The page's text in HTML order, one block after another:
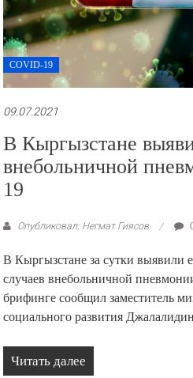
COVID-19
09.07.2021
В Кыргызстане
внебольничной
19
Опубликовал: Негмат Гиясов
В Кыргызстане за сутки выявили
случаев внебольничной
брифинге сообщил заместитель
социального развития
Читать далее